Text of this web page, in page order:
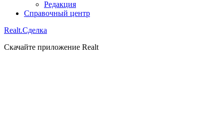
Редакция
Справочный центр
Realt.Сделка
Скачайте приложение Realt